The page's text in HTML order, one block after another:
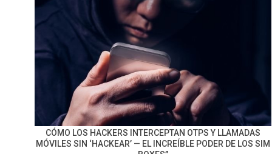
CÓMO LOS HACKERS INTERCEPTAN OTPS Y LLAMADAS
MÓVILES SIN ‘HACKEAR’ — EL INCREÍBLE PODER DE LOS SIM